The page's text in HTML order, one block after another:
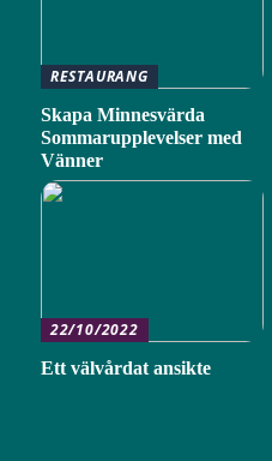
RESTAURANG
Skapa Minnesvärda
Sommarupplevelser med
Vänner
22/10/2022
Ett välvårdat ansikte